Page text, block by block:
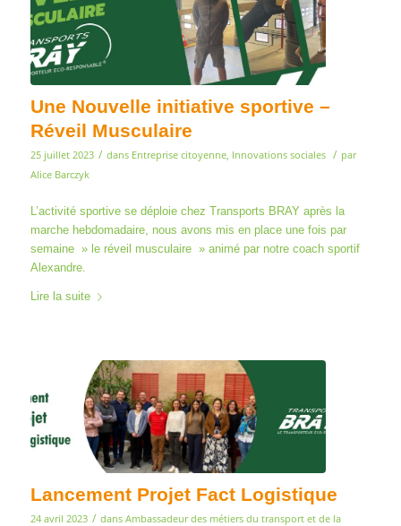
Une Nouvelle initiative sportive –
Réveil Musculaire
25 juillet 2023 / dans Entreprise citoyenne, Innovations sociales / par
Alice Barczyk
L’activité sportive se déploie chez Transports BRAY après la
marche hebdomadaire, nous avons mis en place une fois par
semaine » le réveil musculaire » animé par notre coach sportif
Alexandre.
Lire la suite
Lancement Projet Fact Logistique
24 avril 2023 / dans Ambassadeur des métiers du transport et de la